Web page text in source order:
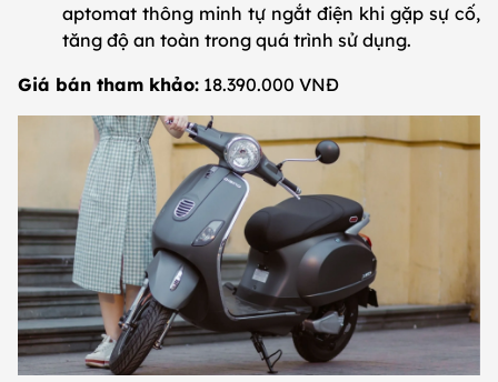
aptomat thông minh tự ngắt điện khi gặp sự cố,
tăng độ an toàn trong quá trình sử dụng.
Giá bán tham khảo: 18.390.000 VNĐ